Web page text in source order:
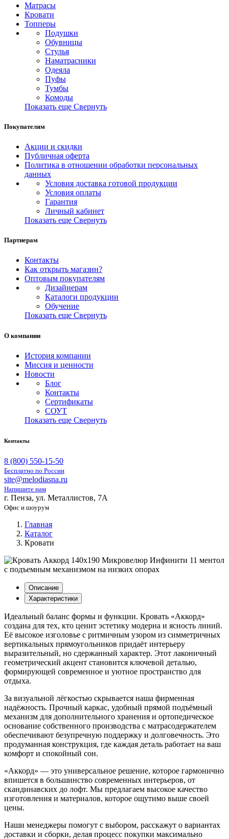
Матрасы
Кровати
Топперы
Подушки
Обувницы
Стулья
Наматрасники
Одеяла
Пуфы
Тумбы
Комоды
Показать еще Свернуть
Покупателям
Акции и скидки
Публичная оферта
Политика в отношении обработки персональных
данных
Условия доставка готовой продукции
Условия оплаты
Гарантия
Личный кабинет
Показать еще Свернуть
Партнерам
Контакты
Как открыть магазин?
Оптовым покупателям
Дизайнерам
Каталоги продукции
Обучение
Показать еще Свернуть
О компании
История компании
Миссия и ценности
Новости
Блог
Контакты
Сертификаты
СОУТ
Показать еще Свернуть
Контакты
8 (800) 550-15-50
Бесплатно по России
site@melodiasna.ru
Напишите нам
г. Пенза, ул. Металлистов, 7А
Офис и шоурум
Главная
Каталог
Кровати
Описание
Характеристики
Идеальный баланс формы и функции. Кровать «Аккорд»
создана для тех, кто ценит эстетику модерна и ясность линий.
Её высокое изголовье с ритмичным узором из симметричных
вертикальных прямоугольников придаёт интерьеру
выразительный, но сдержанный характер. Этот лаконичный
геометрический акцент становится ключевой деталью,
формирующей современное и уютное пространство для
отдыха.
За визуальной лёгкостью скрывается наша фирменная
надёжность. Прочный каркас, удобный прямой подъёмный
механизм для дополнительного хранения и ортопедическое
основание собственного производства с матрасодержателем
обеспечивают безупречную поддержку и долговечность. Это
продуманная конструкция, где каждая деталь работает на ваш
комфорт и спокойный сон.
«Аккорд» — это универсальное решение, которое гармонично
впишется в большинство современных интерьеров, от
скандинавских до лофт. Мы предлагаем высокое качество
изготовления и материалов, которое ощутимо выше своей
цены.
Наши менеджеры помогут с выбором, расскажут о вариантах
доставки и сборки, делая процесс покупки максимально